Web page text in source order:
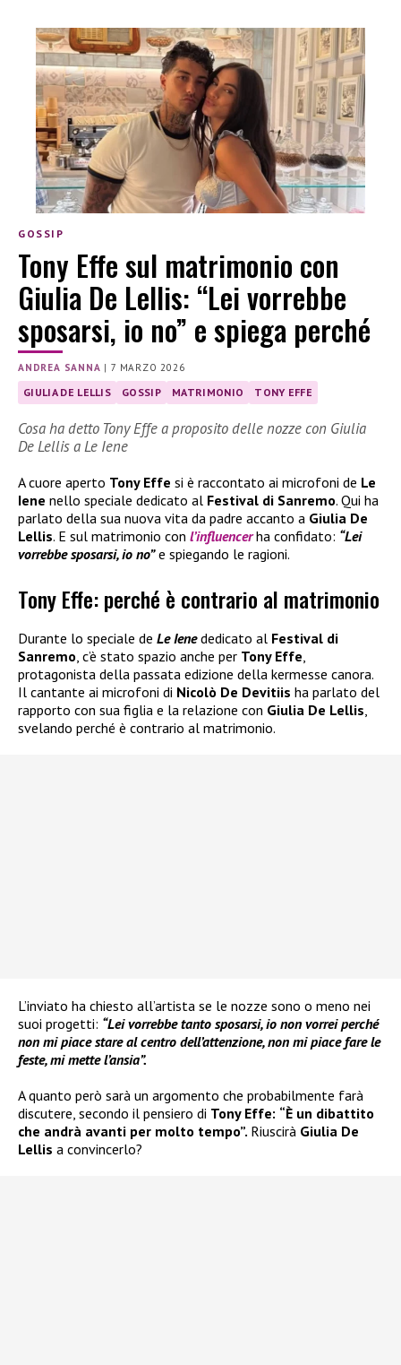
GOSSIP
Tony Effe sul matrimonio con
Giulia De Lellis: “Lei vorrebbe
sposarsi, io no” e spiega perché
ANDREA SANNA |7 MARZO 2026
GIULIA DE LELLIS GOSSIP MATRIMONIO TONY EFFE
Cosa ha detto Tony Effe a proposito delle nozze con Giulia
De Lellis a Le Iene
A cuore aperto Tony Effe si è raccontato ai microfoni de Le
Iene nello speciale dedicato al Festival di Sanremo. Qui ha
parlato della sua nuova vita da padre accanto a Giulia De
Lellis. E sul matrimonio con l’influencer ha confidato: “Lei
vorrebbe sposarsi, io no”e spiegando le ragioni.
Tony Effe: perché è contrario al matrimonio
Durante lo speciale de Le Ienededicato al Festival di
Sanremo, c’è stato spazio anche per Tony Effe,
protagonista della passata edizione della kermesse canora.
Il cantante ai microfoni di Nicolò De Devitiis ha parlato del
rapporto con sua figlia e la relazione con Giulia De Lellis,
svelando perché è contrario al matrimonio.
L’inviato ha chiesto all’artista se le nozze sono o meno nei
suoi progetti: “Lei vorrebbe tanto sposarsi, io non vorrei perché
non mi piace stare al centro dell’attenzione, non mi piace fare le
feste, mi mette l’ansia”.
A quanto però sarà un argomento che probabilmente farà
discutere, secondo il pensiero di Tony Effe: “È un dibattito
che andrà avanti per molto tempo”. Riuscirà Giulia De
Lellis a convincerlo?